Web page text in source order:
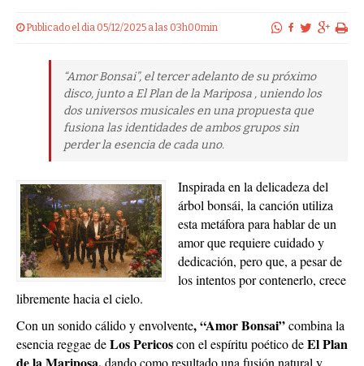
Publicado el dia 05/12/2025 a las 03h00min
“Amor Bonsai”, el tercer adelanto de su próximo
disco, junto a El Plan de la Mariposa , uniendo los
dos universos musicales en una propuesta que
fusiona las identidades de ambos grupos sin
perder la esencia de cada uno.
Inspirada en la delicadeza del
árbol bonsái, la canción utiliza
esta metáfora para hablar de un
amor que requiere cuidado y
dedicación, pero que, a pesar de
los intentos por contenerlo, crece
libremente hacia el cielo.
Con un sonido cálido y envolvente, “Amor Bonsai”combina la
esencia reggae deLos Pericoscon el espíritu poético deEl Plan
de la Mariposa,dando como resultado una fusión natural y